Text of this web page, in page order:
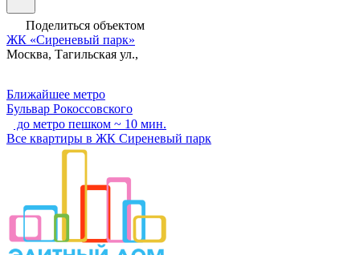
Поделиться объектом
ЖК «Сиреневый парк»
Москва, Тагильская ул.,
Ближайшее метро
Бульвар Рокоссовского
до метро пешком ~ 10 мин.
Все квартиры в ЖК Сиреневый парк